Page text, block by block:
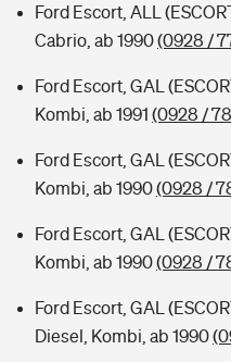
Ford Escort, ALL
Cabrio, ab 1990(0928 /
Ford Escort, GAL
Kombi, ab 1991 (0928 /
Ford Escort, GAL
Kombi, ab 1990(0928 /
Ford Escort, GAL
Kombi, ab 1990(0928 /
Ford Escort, GAL
Diesel, Kombi, ab 1990